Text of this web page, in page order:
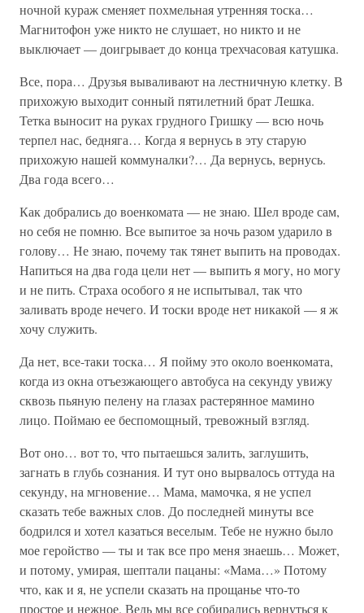
ночной кураж сменяет похмельная утренняя тоска…
Магнитофон уже никто не слушает, но никто и не
выключает — доигрывает до конца трехчасовая катушка.
Все, пора… Друзья вываливают на лестничную клетку. В
прихожую выходит сонный пятилетний брат Лешка.
Тетка выносит на руках грудного Гришку — всю ночь
терпел нас, бедняга… Когда я вернусь в эту старую
прихожую нашей коммуналки?… Да вернусь, вернусь.
Два года всего…
Как добрались до военкомата — не знаю. Шел вроде сам,
но себя не помню. Все выпитое за ночь разом ударило в
голову… Не знаю, почему так тянет выпить на проводах.
Напиться на два года цели нет — выпить я могу, но могу
и не пить. Страха особого я не испытывал, так что
заливать вроде нечего. И тоски вроде нет никакой — я ж
хочу служить.
Да нет, все-таки тоска… Я пойму это около военкомата,
когда из окна отъезжающего автобуса на секунду увижу
сквозь пьяную пелену на глазах растерянное мамино
лицо. Поймаю ее беспомощный, тревожный взгляд.
Вот оно… вот то, что пытаешься залить, заглушить,
загнать в глубь сознания. И тут оно вырвалось оттуда на
секунду, на мгновение… Мама, мамочка, я не успел
сказать тебе важных слов. До последней минуты все
бодрился и хотел казаться веселым. Тебе не нужно было
мое геройство — ты и так все про меня знаешь… Может,
и потому, умирая, шептали пацаны: «Мама…» Потому
что, как и я, не успели сказать на прощанье что-то
простое и нежное. Ведь мы все собирались вернуться к